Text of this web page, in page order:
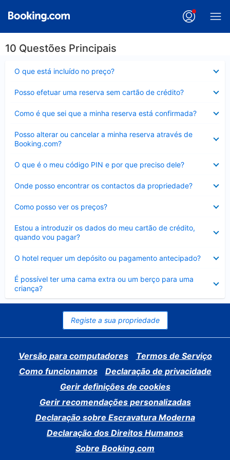
10 Questões Principais
O que está incluído no preço?
fechado
Posso efetuar uma reserva sem cartão de crédito?
fechado
Como é que sei que a minha reserva está confirmada?
fechado
Posso alterar ou cancelar a minha reserva através de
Booking.com?
fechado
O que é o meu código PIN e por que preciso dele?
fechado
Onde posso encontrar os contactos da propriedade?
fechado
Como posso ver os preços?
fechado
Estou a introduzir os dados do meu cartão de crédito,
quando vou pagar?
fechado
O hotel requer um depósito ou pagamento antecipado?
fechado
É possível ter uma cama extra ou um berço para uma
criança?
Elemento
fechado
Registe a sua propriedade
Versão para computadores
Termos de Serviço
Como funcionamos
Declaração de privacidade
Gerir definições de cookies
Gerir recomendações personalizadas
Declaração sobre Escravatura Moderna
Declaração dos Direitos Humanos
Sobre Booking.com